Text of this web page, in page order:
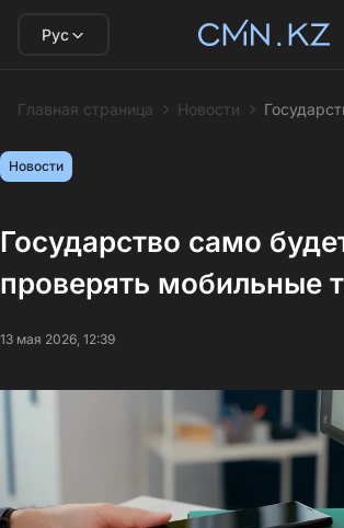
Рус
Главная страница Новости
Новости
Государство само
проверять мобильные
13 мая 2026, 12:39